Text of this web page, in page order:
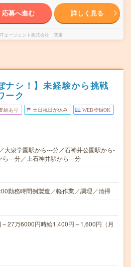
応募へ進む 詳しく見る
エージェント株式会社 関東
ナシ！】未経験から挑戦
ーク
給あり 土日祝日が休み WEB登録OK
大泉学園駅から---分／石神井公園駅から-
ら---分／上石神井駅から---分
勤務時間例製造／軽作業／調理／清掃
27万6000円時給1,400円～1,600円（月